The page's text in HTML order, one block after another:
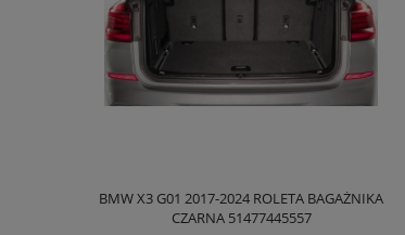
BMW X3 G01 2017-2024 ROLETA BAGAŻNIKA
CZARNA 51477445557